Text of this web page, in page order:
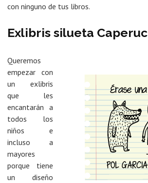
con ninguno de tus libros.
Exlibris silueta
Queremos
empezar con
un exlibris
que les
encantarán a
todos los
niños e
incluso a
mayores
porque tiene
un diseño